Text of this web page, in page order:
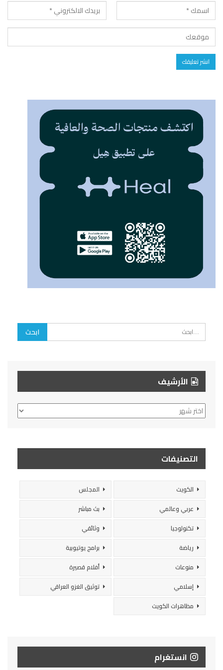
الأرشيف
الأرشيف
التصنيفات
الكويت
المجلس
عربي وعالمي
بث مباشر
تكنولوجيا
وثائقي
رياضة
برامج يوتيوبية
منوعات
أفلام قصيرة
إسلامي
توثيق الغزو العراقي
مظاهرات الكويت
انستغرام